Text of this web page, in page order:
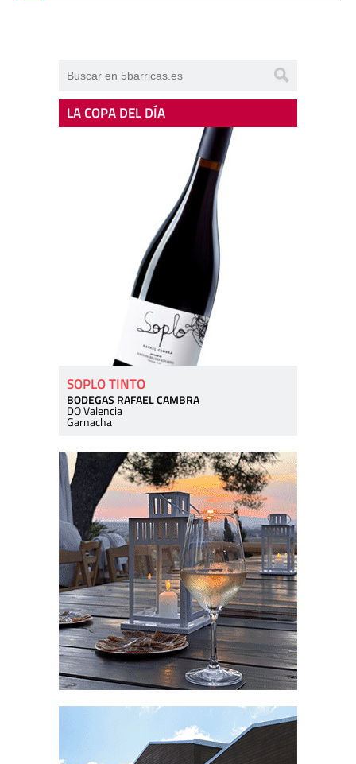
LA COPA DEL DÍA
SOPLO TINTO
BODEGAS RAFAEL CAMBRA
DO Valencia
Garnacha